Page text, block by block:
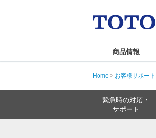
商品情報
Home > お客様サポート
緊急時の対応・
サポート